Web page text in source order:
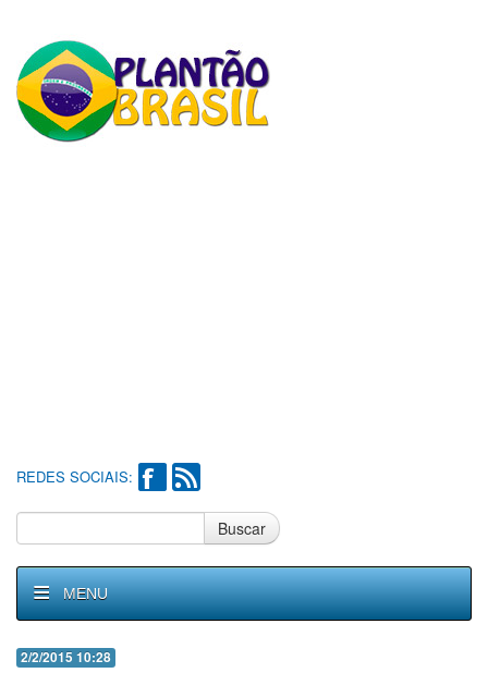
REDES SOCIAIS:
Buscar
MENU
2/2/2015 10:28